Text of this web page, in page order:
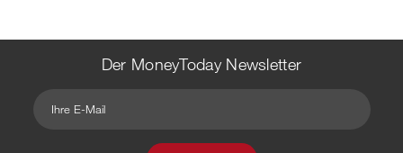
Der MoneyToday Newsletter